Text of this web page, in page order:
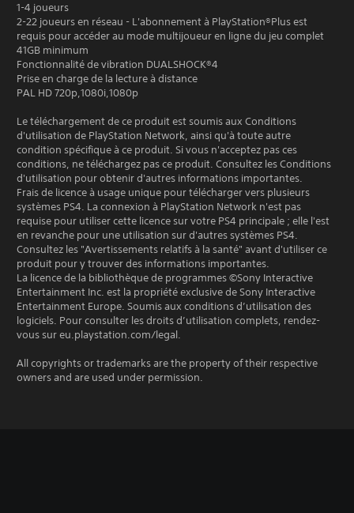
1-4 joueurs
2-22 joueurs en réseau - L'abonnement à PlayStation®Plus est
requis pour accéder au mode multijoueur en ligne du jeu complet
41GB minimum
Fonctionnalité de vibration DUALSHOCK®4
Prise en charge de la lecture à distance
PAL HD 720p,1080i,1080p
Le téléchargement de ce produit est soumis aux Conditions
d'utilisation de PlayStation Network, ainsi qu'à toute autre
condition spécifique à ce produit. Si vous n'acceptez pas ces
conditions, ne téléchargez pas ce produit. Consultez les Conditions
d'utilisation pour obtenir d'autres informations importantes.
Frais de licence à usage unique pour télécharger vers plusieurs
systèmes PS4. La connexion à PlayStation Network n'est pas
requise pour utiliser cette licence sur votre PS4 principale ; elle l'est
en revanche pour une utilisation sur d'autres systèmes PS4.
Consultez les "Avertissements relatifs à la santé" avant d'utiliser ce
produit pour y trouver des informations importantes.
La licence de la bibliothèque de programmes ©Sony Interactive
Entertainment Inc. est la propriété exclusive de Sony Interactive
Entertainment Europe. Soumis aux conditions d’utilisation des
logiciels. Pour consulter les droits d’utilisation complets, rendez-
vous sur eu.playstation.com/legal.
All copyrights or trademarks are the property of their respective
owners and are used under permission.